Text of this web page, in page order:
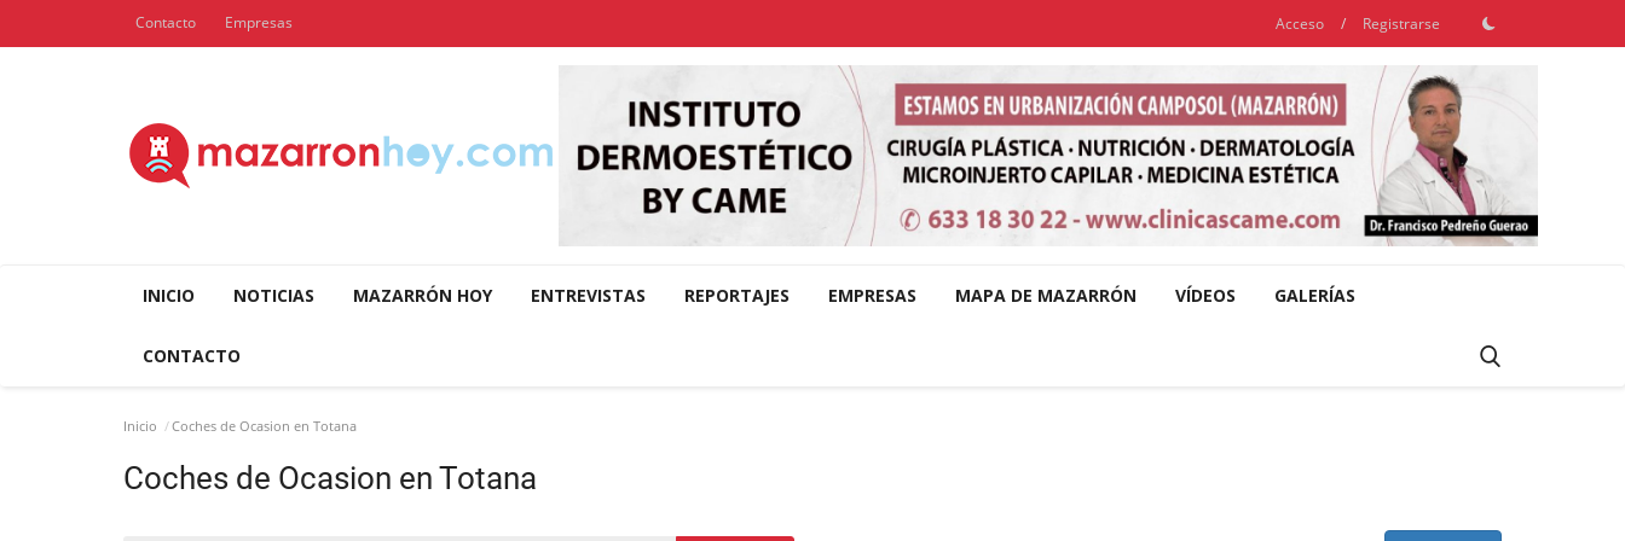
Contacto Empresas Acceso / Registrarse
INICIO NOTICIAS MAZARRÓN HOY ENTREVISTAS REPORTAJES EMPRESAS MAPA DE MAZARRÓN VÍDEOS GALERÍAS
CONTACTO
Inicio Coches de Ocasion en Totana
Coches de Ocasion en Totana